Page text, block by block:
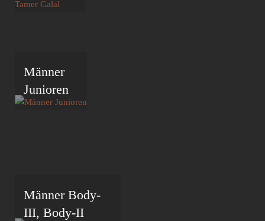
Männer
Junioren
Männer Body-
III, Body-II